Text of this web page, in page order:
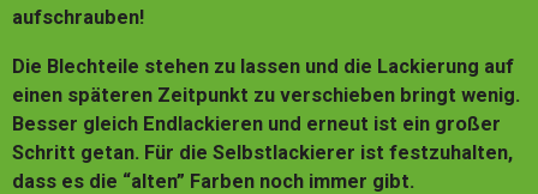
aufschrauben!
Die Blechteile stehen zu lassen und die Lackierung auf
einen späteren Zeitpunkt zu verschieben bringt wenig.
Besser gleich Endlackieren und erneut ist ein großer
Schritt getan. Für die Selbstlackierer ist festzuhalten,
dass es die “alten” Farben noch immer gibt.